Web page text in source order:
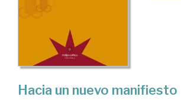
Hacia un nuevo manifiesto